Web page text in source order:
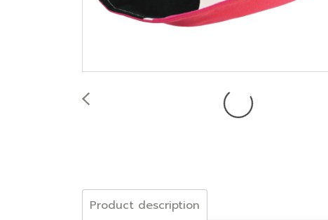
Product description